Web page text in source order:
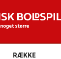
RÆKKE